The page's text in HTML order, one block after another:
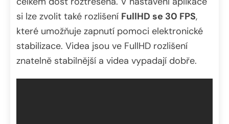
si lze zvolit také rozlišení FullHD se 30 FPS,
které umožňuje zapnutí pomoci elektronické
stabilizace. Videa jsou ve FullHD rozlišení
znatelně stabilnější a videa vypadají dobře.